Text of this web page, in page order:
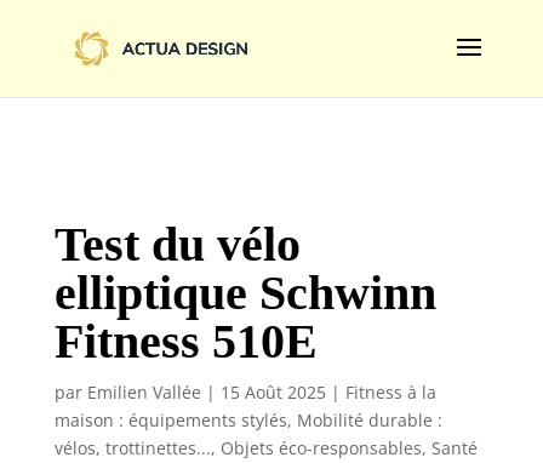
family=Limelight&display=swap');
Test du vélo
elliptique Schwinn
Fitness 510E
par Emilien Vallée | 15 Août 2025| Fitness à la
maison : équipements stylés, Mobilité durable :
vélos, trottinettes..., Objets éco-responsables, Santé